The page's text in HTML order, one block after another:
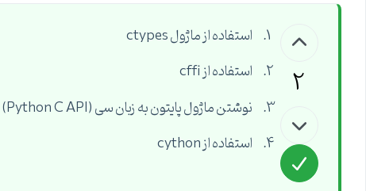
2
استفاده از ماژول ctypes
استفاده از cffi
نوشتن ماژول پایتون به زبان سی (Python C API)
استفاده از cython